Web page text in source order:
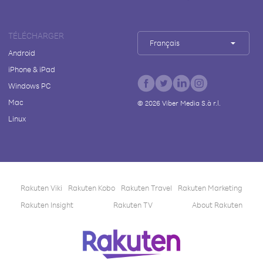
TÉLÉCHARGER
Android
iPhone & iPad
Windows PC
Mac
Linux
Français
© 2026Viber Media S.à r.l.
Rakuten Viki Rakuten Kobo Rakuten Travel
Rakuten Marketing
Rakuten Insight
Rakuten TV About Rakuten